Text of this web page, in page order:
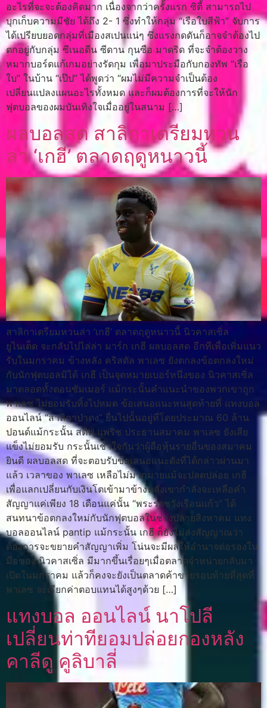
อะไรที่จะจะต้องคิดมาก เนื่องจากว่าครั้งแรก ซิตี้ สามารถไป
บุกเก็บความมีชัย ได้ถึง 2- 1 ซึ่งทำให้กลุ่ม “เรือใบสีฟ้า” จับการ
ได้เปรียบยอดกลุ่มที่เมืองสเปนแน่ๆ ซึ่งแรงกดดันก็อาจจำต้องไป
ตกอยู่กับกลุ่ม ซีเนอดีน ซีดาน กุนซือ มาดริด ที่จะจำต้องวาง
หมากบอร์ดแก้เกมอย่างรัดกุม เพื่อมาประมือกับกองทัพ “เรือ
ใบ” ในบ้าน “เป๊ป” ได้พูดว่า “ผมไม่มีความจำเป็นต้อง
เปลี่ยนแปลงแผนอะไรทั้งหมด และก็ผมต้องการที่จะให้นัก
ฟุตบอลของผมบันเทิงใจเมื่ออยู่ในสนาม […]
ผลบอลสด สาลิกาเตรียมหวน
ล่า ‘เกฮี’ ตลาดฤดูหนาวนี้
สาลิกาเตรียมหวนล่า ‘เกฮี’ ตลาดฤดูหนาวนี้ นิวคาสเซิ่ล
ยูไนเต็ด จะกลับไปไล่ล่า มาร์ก เกฮี ผลบอลสด อีกทีเพื่อเพิ่มแนว
รับในมกราคม ข้างหลัง คริสตัล พาเลซ ยังตกลงข้อตกลงใหม่
กับนักฟุตบอลมิได้ เกฮี เป็นจุดหมายเบอร์หนึ่งของ นิวคาสเซิ่ล
มาตลอดทั้งตอนซัมเมอร์ แม้กระนั้นคำแนะนำของพวกเขาถูก
พาเลซ ไม่ยอมรับทิ้งไปหมด ข้อเสนอแนะหนสุดท้ายที่ แทงบอล
ออนไลน์ “สาลิกาป่าดง” ยื่นไปนั้นอยู่ที่โดยประมาณ 60 ล้าน
ปอนด์แม้กระนั้น สตีฟ แพริช ประธานสมาคม พาเลซ ยังเสีย
แข็งไม่ยอมรับ กระนั้นเช้าใจกันว่าผู้ถือหุ้นรายอื่นของสมาคม
ยินดี ผลบอลสด ที่จะตอบรับข้อเสนอแนะดังที่ได้กล่าวผ่านมา
แล้ว เวลาของ พาเลซ เหลือไม่มากมายแม้จะปลดปล่อย เกฮี
เพื่อแลกเปลี่ยนกับเงินโตเข้ามาข้างหลังเขากำลังจะเหลือคำ
สัญญาแค่เพียง 18 เดือนแค่นั้น “พระราชวังเรือนแก้ว” ได้
สนทนาข้อตกลงใหม่กับนักฟุตบอลในช่วงปลายสิงหาคม แทง
บอลออนไลน์ pantip แม้กระนั้น เกฮี ก็ยังไม่ส่งสัญญาณว่า
ต้องการจะขยายคำสัญญาเพิ่ม โน่นจะมีผลให้อำนาจต่อรองใน
มือของ นิวคาสเซิ่ล มีมากขึ้นเรื่อยๆเมื่อตลาดจำหน่ายกลับมา
เปิดในมกราคม แล้วก็คงจะยังเป็นตลาดค้าขายรอบท้ายที่สุดที่
พาเลซ จะเรียกค่าตอบแทนได้สูงๆด้วย […]
แทงบอล ออนไลน์ นาโปลี
เปลี่ยนท่าทียอมปล่อยกองหลัง
คาลีดู คูลิบาลี่